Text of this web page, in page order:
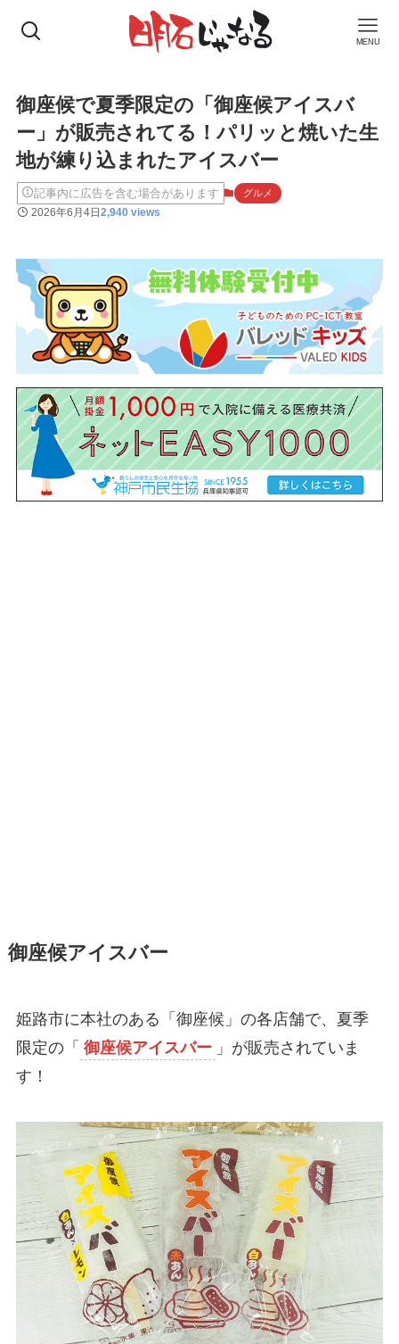
MENU
御座候で夏季限定の「御座候アイスバ
ー」が販売されてる！パリッと焼いた生
地が練り込まれたアイスバー
記事内に広告を含む場合があります グルメ
2026年6月4日2,940 views
御座候アイスバー
姫路市に本社のある「御座候」の各店舗で、夏季
限定の「 御座候アイスバー 」が販売されていま
す！